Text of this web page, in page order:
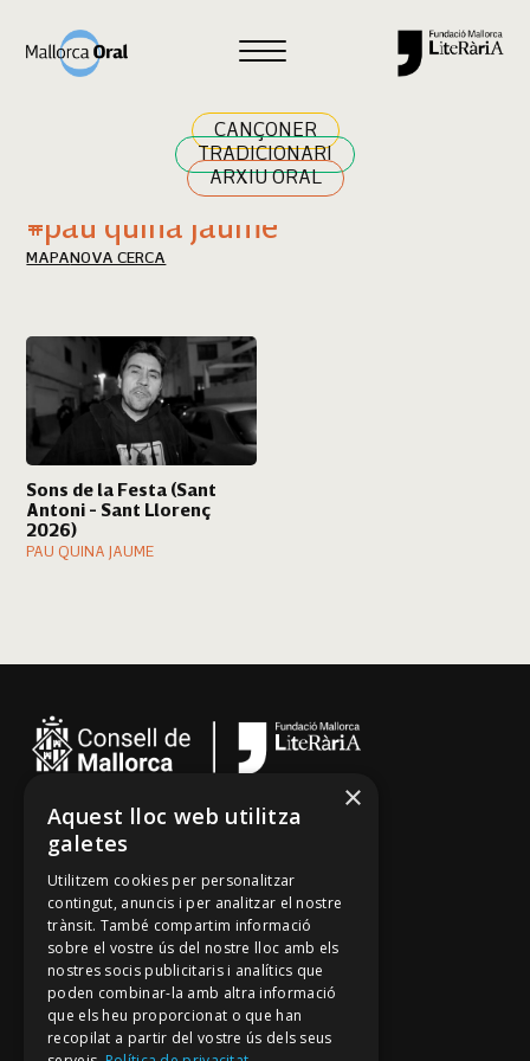
CANÇONER
TRADICIONARI
ARXIU ORAL
Cercar
Resultats cerca
#pau quina jaume
MAPA NOVA CERCA
Sons de la Festa (Sant
Antoni - Sant Llorenç
2026)
PAU QUINA JAUME
Cançoner
Tradicionari
Arxiu Oral
Contacte
Segueix-nos
Mallorca Oral, un projecte de
×
Aquest lloc web utilitza
galetes
Utilitzem cookies per personalitzar
contingut, anuncis i per analitzar el nostre
trànsit. També compartim informació
sobre el vostre ús del nostre lloc amb els
nostres socis publicitaris i analítics que
poden combinar-la amb altra informació
que els heu proporcionat o que han
recopilat a partir del vostre ús dels seus